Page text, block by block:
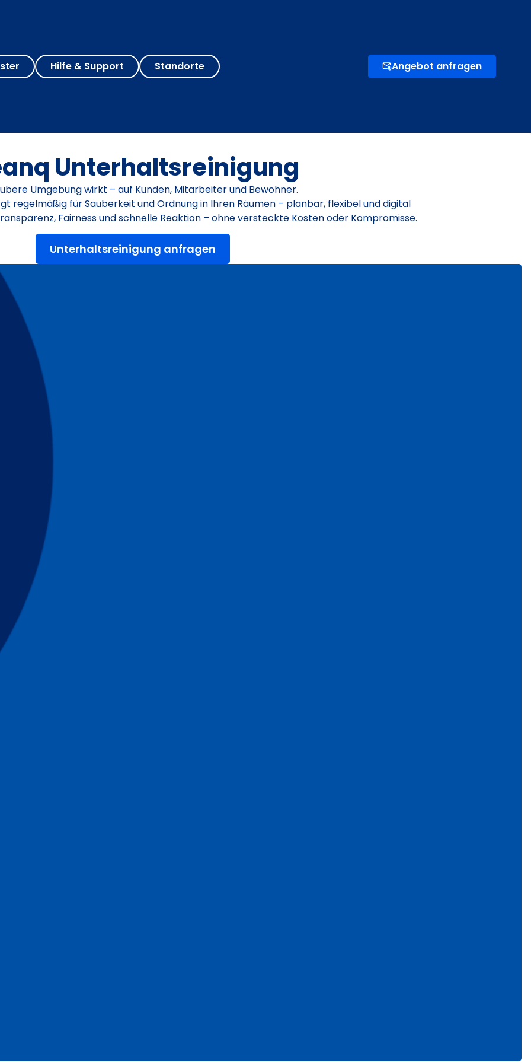
Hilfe & Support Standorte Angebot anfragen
Unterhaltsreinigung
Umgebung wirkt – auf Kunden, Mitarbeiter und Bewohner.
regelmäßig für Sauberkeit und Ordnung in Ihren Räumen – planbar, flexibel und digital
Fairness und schnelle Reaktion – ohne versteckte Kosten oder Kompromisse.
Unterhaltsreinigung anfragen